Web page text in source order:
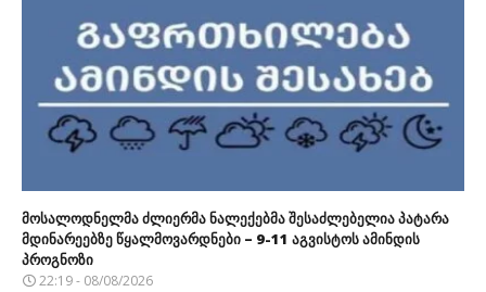
მოსალოდნელმა ძლიერმა ნალექებმა შესაძლებელია პატარა
მდინარეებზე წყალმოვარდნები – 9-11 აგვისტოს ამინდის
პროგნოზი
22:19 - 08/08/2026